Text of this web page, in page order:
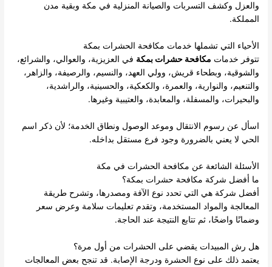
والعزل وكشف التسربات والصيانة المنزلية في مكة وبقية مدن
المملكة.
الأحياء التي تشملها خدمات مكافحة الحشرات بمكة
تتوفر خدمات مكافحة حشرات بمكة في العزيزية، والعوالي، والشرائع،
والشوقية، وبطحاء قريش، وولي العهد، والنسيم، والرصيفة، والزاهر،
والتنعيم، والنوارية، والعمرة، والكعكية، والحسينية، والراشدية،
والبحيرات، والمسفلة، والمعابدة، والعتيبية وغيرها.
اسأل عن رسوم الانتقال وموعد الوصول ونطاق الخدمة؛ لأن ذكر اسم
الحي لا يعني بالضرورة وجود فرع مستقل بداخله.
الأسئلة الشائعة عن مكافحة الحشرات في مكة
ما أفضل شركة مكافحة حشرات بمكة؟
أفضل شركة هي التي تحدد نوع الآفة ومصدرها، وتشرح طريقة
المعالجة والمواد المستخدمة، وتقدم تعليمات سلامة وعرض سعر
وضمانًا واضحًا، ثم تتابع النتيجة عند الحاجة.
هل رش المبيدات يقضي على الحشرات من أول مرة؟
يعتمد ذلك على نوع الحشرة ودرجة الإصابة. قد تنجح بعض المعالجات